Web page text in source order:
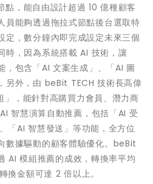
，能自由設計超過 10 億種顧客
員能夠透過拖拉式節點後台選取特
定，數分鐘內即完成設定未來三個
時，因為系統搭載 AI 技術，讓
，包含「AI 文案生成」、「AI 圖
另外，由 beBit TECH 技術長高偉
，能針對高購買力會員、潛力商
智慧演算自動推薦，包括「AI 受
「AI 智慧發送」等功能，全方位
數據驅動的顧客體驗優化。beBit
AI 模組推薦的成效，轉換率平均
換金額可達 2 倍以上。